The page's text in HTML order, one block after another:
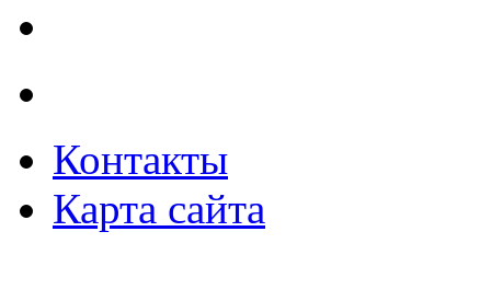
Контакты
Карта сайта